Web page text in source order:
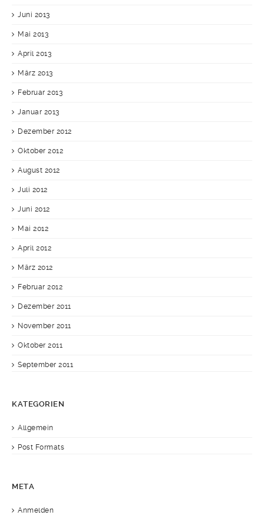
Juni 2013
Mai 2013
April 2013
März 2013
Februar 2013
Januar 2013
Dezember 2012
Oktober 2012
August 2012
Juli 2012
Juni 2012
Mai 2012
April 2012
März 2012
Februar 2012
Dezember 2011
November 2011
Oktober 2011
September 2011
KATEGORIEN
Allgemein
Post Formats
META
Anmelden